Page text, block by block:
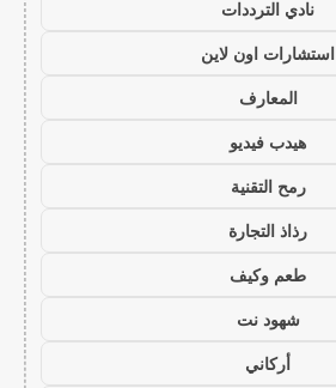
نادي الترددات
استشارات اون لاين
المعارف
هيدب فيديو
رمح التقنية
رذاذ التجارة
طعم وكيف
شهود نت
أركاني